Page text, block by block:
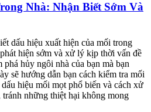
Nhà: Nhận Biết Sớm Và
dấu hiệu xuất hiện của mối trong
hiện sớm và xử lý kịp thời vấn đề
hủy ngôi nhà của bạn mà bạn
sẽ hướng dẫn bạn cách kiểm tra mối
hiệu mối mọt phổ biến và cách xử
tránh những thiệt hại không mong